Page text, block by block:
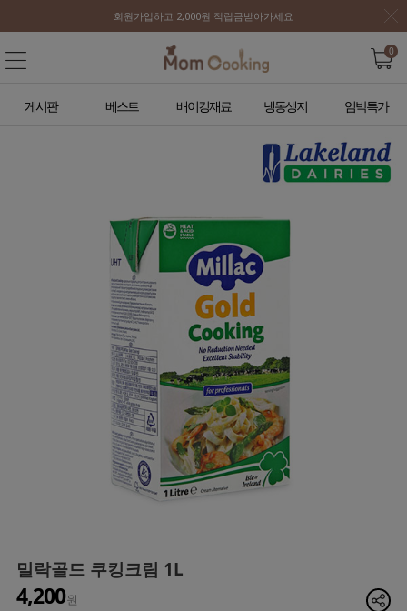
회원가입하고 2,000원 적립금받아가세요
0
게시판 베스트 배이킹재료 냉동생지 임박특가
밀락골드 쿠킹크림 1L
4,200원